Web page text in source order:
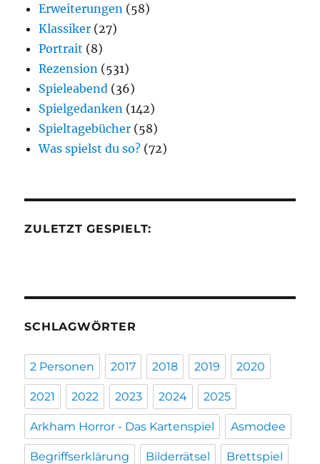
Erweiterungen (58)
Klassiker (27)
Portrait (8)
Rezension (531)
Spieleabend (36)
Spielgedanken (142)
Spieltagebücher (58)
Was spielst du so? (72)
ZULETZT GESPIELT:
SCHLAGWÖRTER
2 Personen 2017 2018 2019 2020
2021 2022 2023 2024 2025
Arkham Horror - Das Kartenspiel Asmodee
Begriffserklärung Bilderrätsel Brettspiel